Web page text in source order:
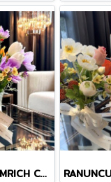
TANGERINE x GAMRICH COSMOS TINY MASTERPIECE VASE